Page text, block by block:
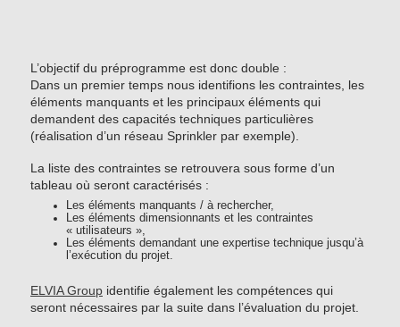
L’objectif du préprogramme est donc double :
Dans un premier temps nous identifions les contraintes, les
éléments manquants et les principaux éléments qui
demandent des capacités techniques particulières
(réalisation d’un réseau Sprinkler par exemple).
La liste des contraintes se retrouvera sous forme d’un
tableau où seront caractérisés :
Les éléments manquants / à rechercher,
Les éléments dimensionnants et les contraintes
« utilisateurs »,
Les éléments demandant une expertise technique jusqu’à
l’exécution du projet.
ELVIA Group identifie également les compétences qui
seront nécessaires par la suite dans l’évaluation du projet.